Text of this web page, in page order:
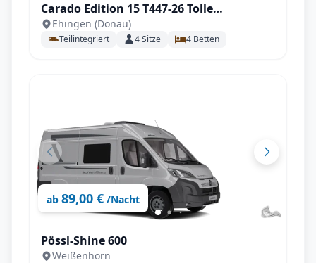
Carado Edition 15 T447-26 Tolle
Ausstattung mit Einzelbetten und
Hubbett für 4 Personen, SAT / TV / Solar /
Ehingen (Donau)
Teilintegriert 4Sitze 4 Betten
ab 89,00 € /Nacht
Pössl-Shine 600
Weißenhorn